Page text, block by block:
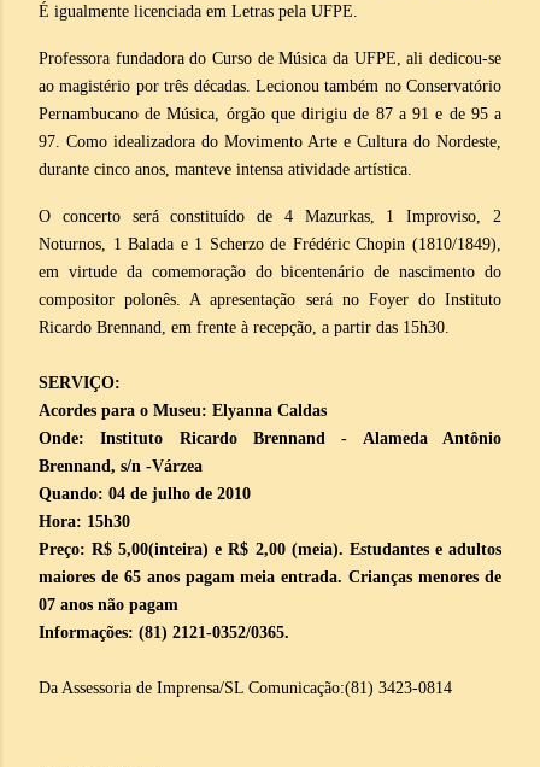
É igualmente licenciada em Letras pela UFPE.
Professora fundadora do Curso de Música da UFPE, ali dedicou-se
ao magistério por três décadas. Lecionou também no Conservatório
Pernambucano de Música, órgão que dirigiu de 87 a 91 e de 95 a
97. Como idealizadora do Movimento Arte e Cultura do Nordeste,
durante cinco anos, manteve intensa atividade artística.
O concerto será constituído de 4 Mazurkas, 1 Improviso, 2
Noturnos, 1 Balada e 1 Scherzo de Frédéric Chopin (1810/1849),
em virtude da comemoração do bicentenário de nascimento do
compositor polonês. A apresentação será no Foyer do Instituto
Ricardo Brennand, em frente à recepção, a partir das 15h30.
SERVIÇO:
Acordes para o Museu: Elyanna Caldas
Onde: Instituto Ricardo Brennand - Alameda Antônio
Brennand, s/n -Várzea
Quando: 04 de julho de 2010
Hora: 15h30
Preço: R$ 5,00(inteira) e R$ 2,00 (meia). Estudantes e adultos
maiores de 65 anos pagam meia entrada. Crianças menores de
07 anos não pagam
Informações: (81) 2121-0352/0365.
Da Assessoria de Imprensa/SL Comunicação:(81) 3423-0814